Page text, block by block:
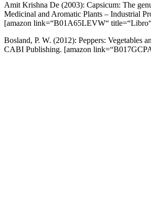
Amit Krishna De (2003): Capsicum: The
Medicinal and Aromatic Plants – Industrial
[amazon link=“B01A65LEVW“
Bosland, P. W. (2012): Peppers: Vegetables
CABI Publishing. [amazon